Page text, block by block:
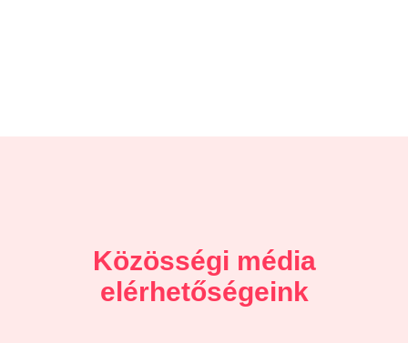
Közösségi média
elérhetőségeink